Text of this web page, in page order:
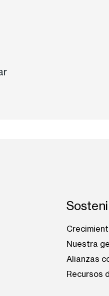
Nuestra
Alianzas
Recursos